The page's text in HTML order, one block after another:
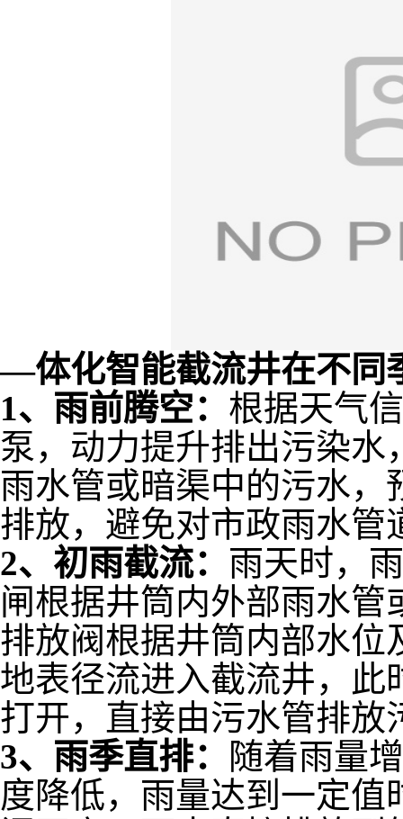
—体化智能截流井在不同
1、雨前腾空： 根据天气
泵，动力提升排出污染
雨水管或暗渠中的污水
排放，避免对市政雨水管
2、初雨截流： 雨天时，
闸根据井筒内外部雨水
排放阀根据井筒内部水位
地表径流进入截流井，此
打开，直接由污水管排放
3、雨季直排：
随着雨量
度降低，雨量达到一定